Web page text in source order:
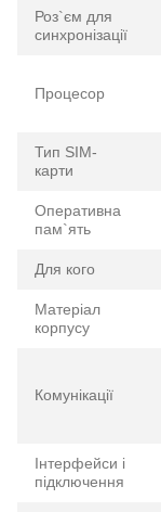
Роз`єм для
синхронізації
Процесор
Тип SIM-
карти
Оперативна
пам`ять
Для кого
Матеріал
корпусу
Комунікації
Інтерфейси і
підключення